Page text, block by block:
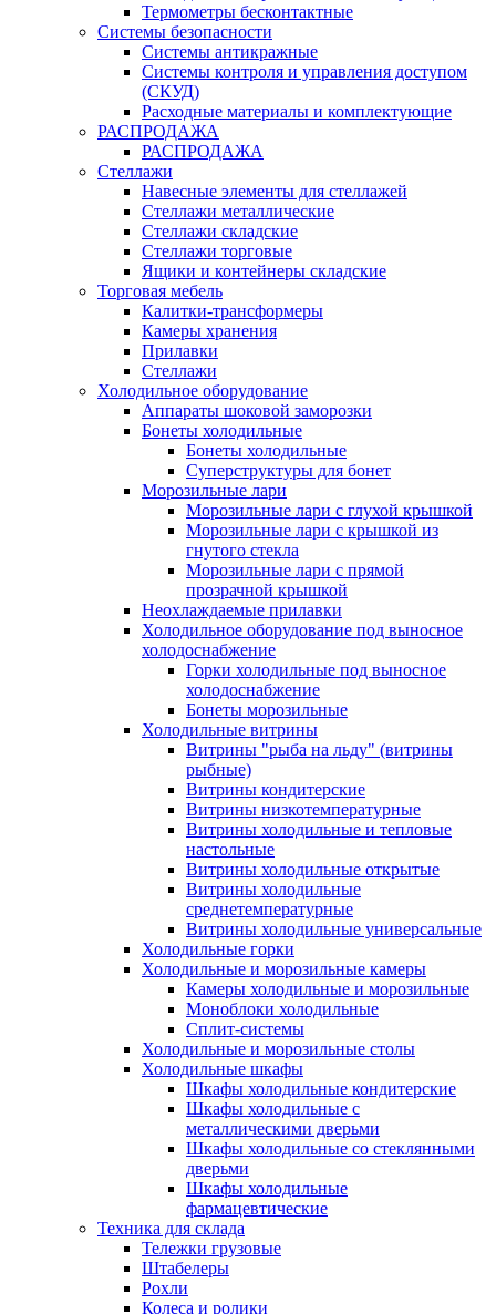
Термометры бесконтактные
Системы безопасности
Системы антикражные
Системы контроля и управления доступом
(СКУД)
Расходные материалы и комплектующие
РАСПРОДАЖА
РАСПРОДАЖА
Стеллажи
Навесные элементы для стеллажей
Стеллажи металлические
Стеллажи складские
Стеллажи торговые
Ящики и контейнеры складские
Торговая мебель
Калитки-трансформеры
Камеры хранения
Прилавки
Стеллажи
Холодильное оборудование
Аппараты шоковой заморозки
Бонеты холодильные
Бонеты холодильные
Суперструктуры для бонет
Морозильные лари
Морозильные лари с глухой крышкой
Морозильные лари с крышкой из
гнутого стекла
Морозильные лари с прямой
прозрачной крышкой
Неохлаждаемые прилавки
Холодильное оборудование под выносное
холодоснабжение
Горки холодильные под выносное
холодоснабжение
Бонеты морозильные
Холодильные витрины
Витрины "рыба на льду" (витрины
рыбные)
Витрины кондитерские
Витрины низкотемпературные
Витрины холодильные и тепловые
настольные
Витрины холодильные открытые
Витрины холодильные
среднетемпературные
Витрины холодильные универсальные
Холодильные горки
Холодильные и морозильные камеры
Камеры холодильные и морозильные
Моноблоки холодильные
Сплит-системы
Холодильные и морозильные столы
Холодильные шкафы
Шкафы холодильные кондитерские
Шкафы холодильные с
металлическими дверьми
Шкафы холодильные со стеклянными
дверьми
Шкафы холодильные
фармацевтические
Техника для склада
Тележки грузовые
Штабелеры
Рохли
Колеса и ролики